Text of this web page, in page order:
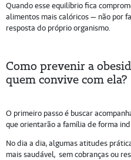
Quando esse equilíbrio fica
alimentos mais calóricos — não por
resposta do próprio organismo.
Como prevenir a
quem convive com ela?
O primeiro passo é buscar
que orientarão a família de forma
No dia a dia, algumas atitudes
mais saudável, sem cobranças ou